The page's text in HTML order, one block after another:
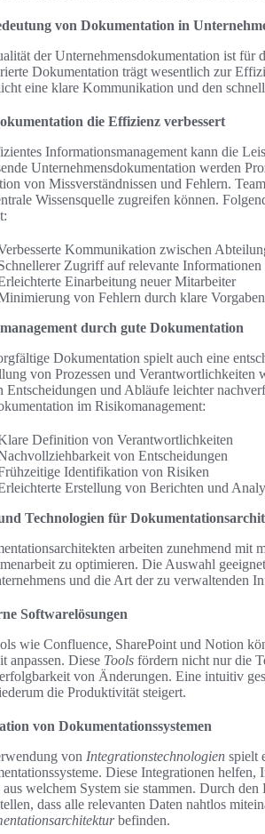
von Dokumentation in
der Unternehmensdokumentation ist für
Dokumentation trägt wesentlich zur
eine klare Kommunikation und den
die Effizienz verbessert
Informationsmanagement kann die
Unternehmensdokumentation werden
von Missverständnissen und Fehlern.
Wissensquelle zugreifen können.
Kommunikation zwischen
Zugriff auf relevante Informationen
Einarbeitung neuer Mitarbeiter
von Fehlern durch klare Vorgaben
durch gute Dokumentation
Dokumentation spielt auch eine
von Prozessen und
Entscheidungen und Abläufe leichter
im Risikomanagement:
Definition von Verantwortlichkeiten
von Entscheidungen
Identifikation von Risiken
Erstellung von Berichten und
Technologien für
arbeiten zunehmend mit
zu optimieren. Die Auswahl
und die Art der zu verwaltenden
Softwarelösungen
wie Confluence, SharePoint und Notion
anpassen. Diese Tools fördern nicht nur die
von Änderungen. Eine intuitiv
die Produktivität steigert.
von Dokumentationssystemen
von Integrationstechnologien spielt
Diese Integrationen
welchem System sie stammen. Durch den
dass alle relevanten Daten nahtlos
befinden.